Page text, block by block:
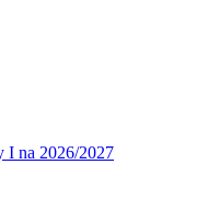
I na 2026/2027